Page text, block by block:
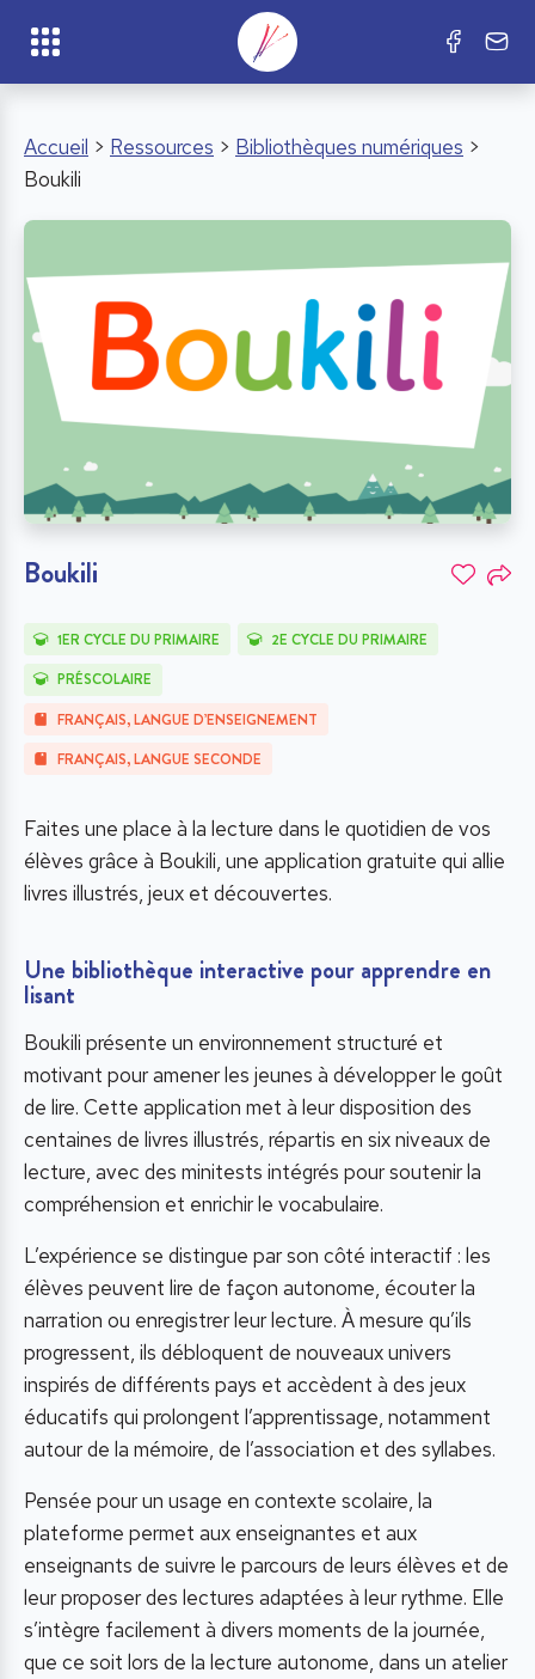
Accueil > Ressources > Bibliothèques numériques >
Boukili
Boukili
1ER CYCLE DU PRIMAIRE
2E CYCLE DU PRIMAIRE
PRÉSCOLAIRE
FRANÇAIS, LANGUE D’ENSEIGNEMENT
FRANÇAIS, LANGUE SECONDE
Faites une place à la lecture dans le quotidien de vos
élèves grâce à Boukili, une application gratuite qui allie
livres illustrés, jeux et découvertes.
Une bibliothèque interactive pour apprendre en
lisant
Boukili présente un environnement structuré et
motivant pour amener les jeunes à développer le goût
de lire. Cette application met à leur disposition des
centaines de livres illustrés, répartis en six niveaux de
lecture, avec des minitests intégrés pour soutenir la
compréhension et enrichir le vocabulaire.
L’expérience se distingue par son côté interactif : les
élèves peuvent lire de façon autonome, écouter la
narration ou enregistrer leur lecture. À mesure qu’ils
progressent, ils débloquent de nouveaux univers
inspirés de différents pays et accèdent à des jeux
éducatifs qui prolongent l’apprentissage, notamment
autour de la mémoire, de l’association et des syllabes.
Pensée pour un usage en contexte scolaire, la
plateforme permet aux enseignantes et aux
enseignants de suivre le parcours de leurs élèves et de
leur proposer des lectures adaptées à leur rythme. Elle
s’intègre facilement à divers moments de la journée,
que ce soit lors de la lecture autonome, dans un atelier